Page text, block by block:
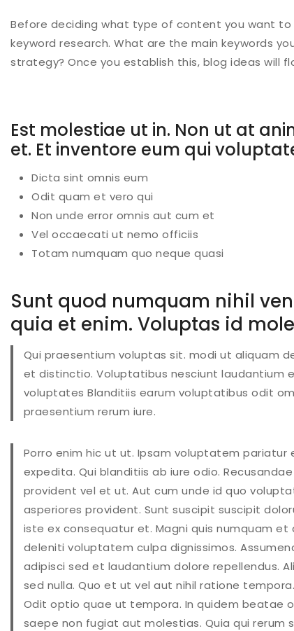
Before deciding what type of content you want
keyword research. What are the main keywords
strategy? Once you establish this, blog ideas will
Est molestiae ut in. Non ut at
et. Et inventore eum qui
Dicta sint omnis eum
Odit quam et vero qui
Non unde error omnis aut cum et
Vel occaecati ut nemo officiis
Totam numquam quo neque quasi
Sunt quod numquam nihil
quia et enim. Voluptas id
Qui praesentium voluptas sit. modi ut aliquam
et distinctio. Voluptatibus nesciunt laudantium
voluptates Blanditiis earum voluptatibus odit
praesentium rerum iure.
Porro enim hic ut ut. Ipsam voluptatem
expedita. Qui blanditiis ab iure odio.
provident vel et ut. Aut cum unde id quo
asperiores provident. Sunt suscipit suscipit
iste ex consequatur et. Magni quis numquam
deleniti voluptatem culpa dignissimos.
adipisci sed et laudantium dolore repellendus.
sed nulla. Quo et ut vel aut nihil ratione
Odit optio quae ut tempora. In quidem beatae
saepe non fugiat aut molestias. Quia qui